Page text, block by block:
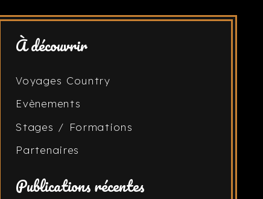
À découvrir
Voyages Country
Evènements
Stages / Formations
Partenaires
Publications récentes